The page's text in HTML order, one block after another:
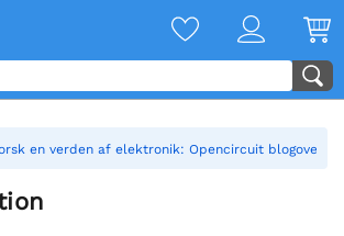
en verden af elektronik: Opencircuit blogoversigt